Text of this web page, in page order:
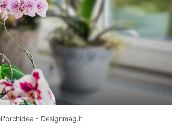
- Designmag.it